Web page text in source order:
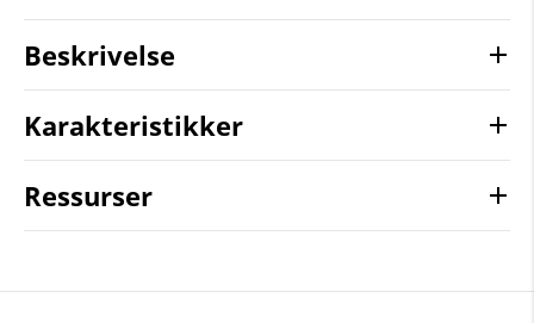
Beskrivelse
Karakteristikker
Ressurser